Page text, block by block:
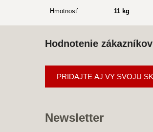
Hmotnosť 11 kg
Hodnotenie zákazníkov
PRIDAJTE AJ VY SVOJU
Newsletter